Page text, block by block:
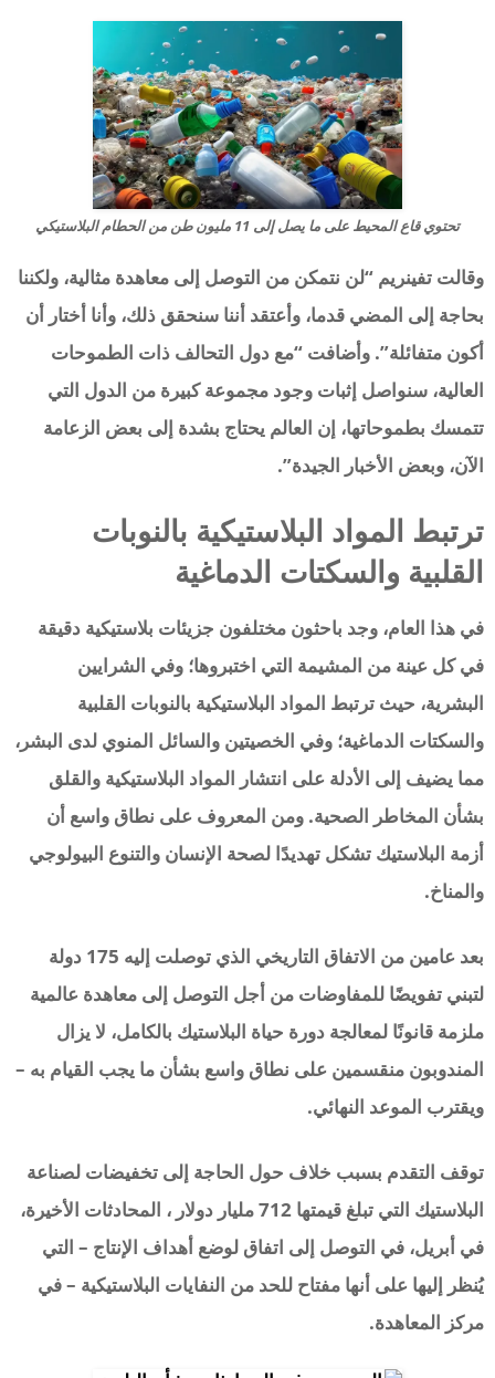
تحتوي قاع المحيط على ما يصل إلى 11 مليون طن من الحطام البلاستيكي
وقالت تفينريم “لن نتمكن من التوصل إلى معاهدة مثالية، ولكننا
بحاجة إلى المضي قدما، وأعتقد أننا سنحقق ذلك، وأنا أختار أن
أكون متفائلة”. وأضافت “مع دول التحالف ذات الطموحات
العالية، سنواصل إثبات وجود مجموعة كبيرة من الدول التي
تتمسك بطموحاتها، إن العالم يحتاج بشدة إلى بعض الزعامة
الآن، وبعض الأخبار الجيدة”.
ترتبط المواد البلاستيكية بالنوبات
القلبية والسكتات الدماغية
في هذا العام، وجد باحثون مختلفون جزيئات بلاستيكية دقيقة
في كل عينة من المشيمة التي اختبروها؛ وفي الشرايين
البشرية، حيث ترتبط المواد البلاستيكية بالنوبات القلبية
والسكتات الدماغية؛ وفي الخصيتين والسائل المنوي لدى البشر،
مما يضيف إلى الأدلة على انتشار المواد البلاستيكية والقلق
بشأن المخاطر الصحية. ومن المعروف على نطاق واسع أن
أزمة البلاستيك تشكل تهديدًا لصحة الإنسان والتنوع البيولوجي
والمناخ.
بعد عامين من الاتفاق التاريخي الذي توصلت إليه 175 دولة
لتبني تفويضًا للمفاوضات من أجل التوصل إلى معاهدة عالمية
ملزمة قانونًا لمعالجة دورة حياة البلاستيك بالكامل، لا يزال
المندوبون منقسمين على نطاق واسع بشأن ما يجب القيام به –
ويقترب الموعد النهائي.
توقف التقدم بسبب خلاف حول الحاجة إلى تخفيضات لصناعة
البلاستيك التي تبلغ قيمتها 712 مليار دولار ، المحادثات الأخيرة،
في أبريل، في التوصل إلى اتفاق لوضع أهداف الإنتاج – التي
يُنظر إليها على أنها مفتاح للحد من النفايات البلاستيكية – في
مركز المعاهدة.